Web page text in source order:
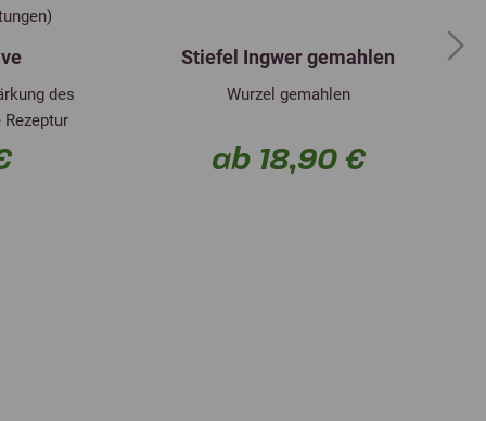
des
Rezeptur
Stiefel Ingwer gemahlen
Wurzel gemahlen
ab 18,90 €
Next